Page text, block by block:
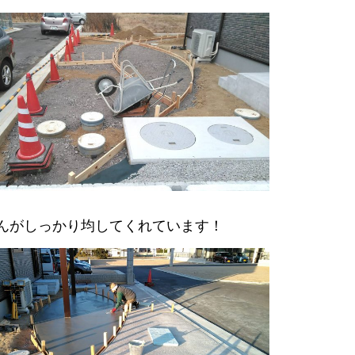
がしっかり均してくれています！